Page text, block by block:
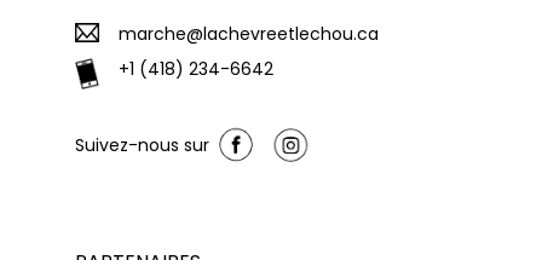
marche@lachevreetlechou.ca
+1 (418) 234-6642
Suivez-nous sur